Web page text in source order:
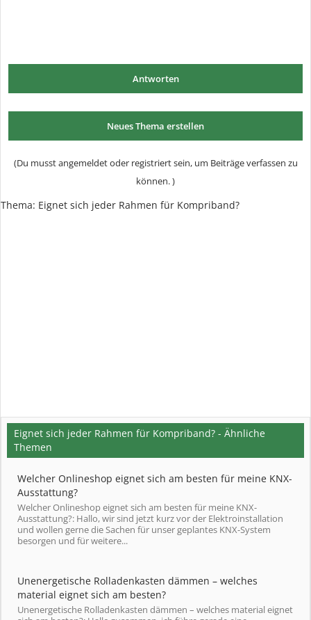
Antworten
Neues Thema erstellen
(Du musst angemeldet oder registriert sein, um Beiträge verfassen zu
können. )
Thema: Eignet sich jeder Rahmen für Kompriband?
Eignet sich jeder Rahmen für Kompriband? - Ähnliche
Themen
Welcher Onlineshop eignet sich am besten für meine KNX-
Ausstattung?
Welcher Onlineshop eignet sich am besten für meine KNX-
Ausstattung?: Hallo, wir sind jetzt kurz vor der Elektroinstallation
und wollen gerne die Sachen für unser geplantes KNX-System
besorgen und für weitere...
Unenergetische Rolladenkasten dämmen – welches
material eignet sich am besten?
Unenergetische Rolladenkasten dämmen – welches material eignet